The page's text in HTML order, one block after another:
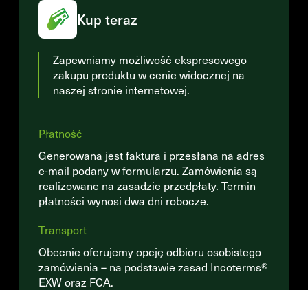
Kup teraz
Zapewniamy możliwość ekspresowego
zakupu produktu w cenie widocznej na
naszej stronie internetowej.
Płatność
Generowana jest faktura i przesłana na adres
e-mail podany w formularzu. Zamówienia są
realizowane na zasadzie przedpłaty. Termin
płatności wynosi dwa dni robocze.
Transport
Obecnie oferujemy opcję odbioru osobistego
zamówienia – na podstawie zasad Incoterms®
EXW oraz FCA.